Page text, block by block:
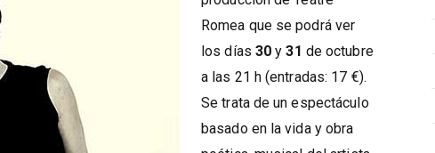
Romea que se podrá ver
los días 30 y31 de octubre
a las 21 h (entradas: 17 €).
Se trata de un espectáculo
basado en la vida y obra